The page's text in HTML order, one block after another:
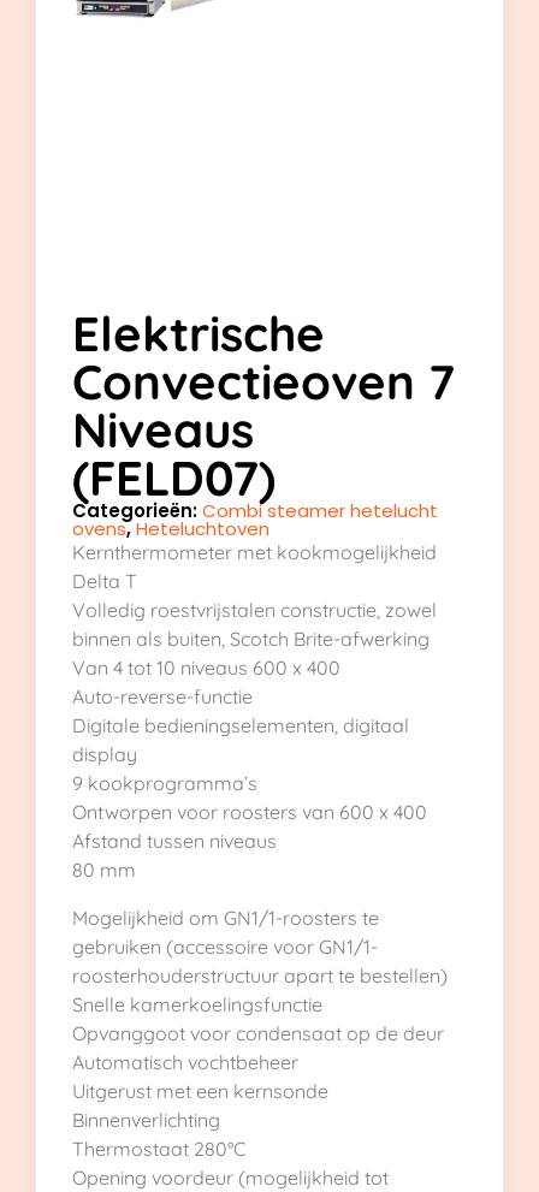
Elektrische
Convectieoven 7
Niveaus
(FELD07)
Categorieën:Combi steamer hetelucht
ovens,Heteluchtoven
Kernthermometer met kookmogelijkheid
Delta T
Volledig roestvrijstalen constructie, zowel
binnen als buiten, Scotch Brite-afwerking
Van 4 tot 10 niveaus 600 x 400
Auto-reverse-functie
Digitale bedieningselementen, digitaal
display
9 kookprogramma’s
Ontworpen voor roosters van 600 x 400
Afstand tussen niveaus
80 mm
Mogelijkheid om GN1/1-roosters te
gebruiken (accessoire voor GN1/1-
roosterhouderstructuur apart te bestellen)
Snelle kamerkoelingsfunctie
Opvanggoot voor condensaat op de deur
Automatisch vochtbeheer
Uitgerust met een kernsonde
Binnenverlichting
Thermostaat 280°C
Opening voordeur (mogelijkheid tot